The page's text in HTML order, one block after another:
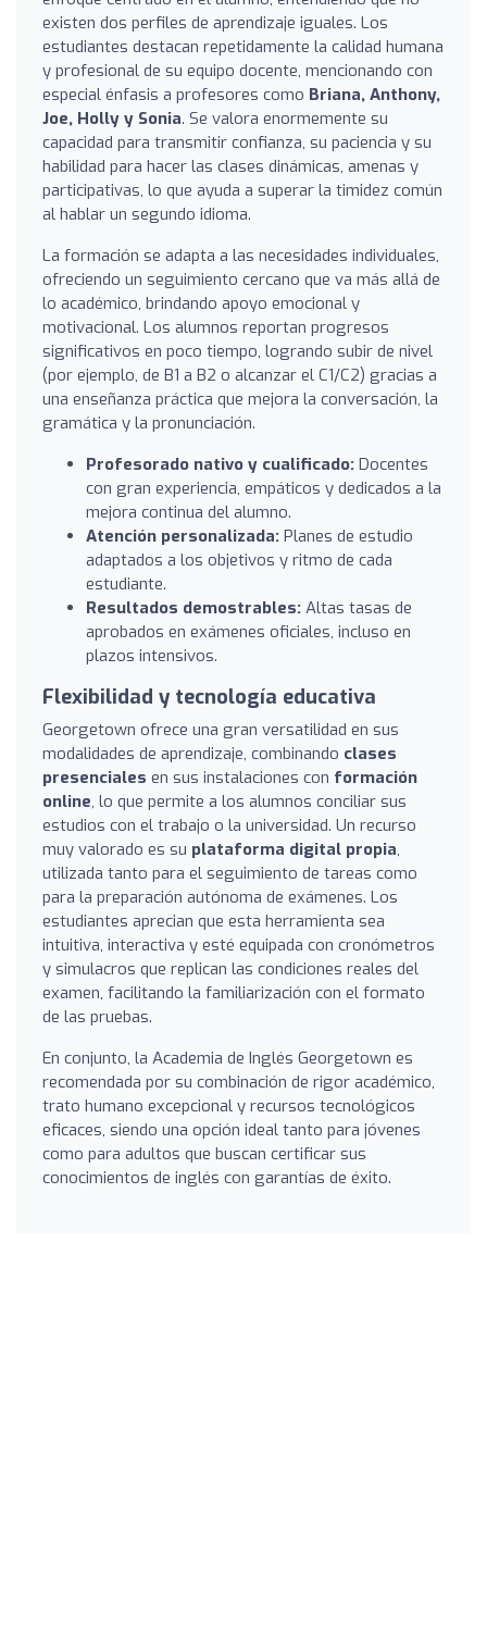
existen dos perfiles de aprendizaje iguales. Los
estudiantes destacan repetidamente la calidad humana
y profesional de su equipo docente, mencionando con
especial énfasis a profesores como Briana, Anthony,
Joe, Holly y Sonia. Se valora enormemente su
capacidad para transmitir confianza, su paciencia y su
habilidad para hacer las clases dinámicas, amenas y
participativas, lo que ayuda a superar la timidez común
al hablar un segundo idioma.
La formación se adapta a las necesidades individuales,
ofreciendo un seguimiento cercano que va más allá de
lo académico, brindando apoyo emocional y
motivacional. Los alumnos reportan progresos
significativos en poco tiempo, logrando subir de nivel
(por ejemplo, de B1 a B2 o alcanzar el C1/C2) gracias a
una enseñanza práctica que mejora la conversación, la
gramática y la pronunciación.
Profesorado nativo y cualificado: Docentes
con gran experiencia, empáticos y dedicados a la
mejora continua del alumno.
Atención personalizada: Planes de estudio
adaptados a los objetivos y ritmo de cada
estudiante.
Resultados demostrables: Altas tasas de
aprobados en exámenes oficiales, incluso en
plazos intensivos.
Flexibilidad y tecnología educativa
Georgetown ofrece una gran versatilidad en sus
modalidades de aprendizaje, combinando clases
presenciales en sus instalaciones con formación
online, lo que permite a los alumnos conciliar sus
estudios con el trabajo o la universidad. Un recurso
muy valorado es su plataforma digital propia,
utilizada tanto para el seguimiento de tareas como
para la preparación autónoma de exámenes. Los
estudiantes aprecian que esta herramienta sea
intuitiva, interactiva y esté equipada con cronómetros
y simulacros que replican las condiciones reales del
examen, facilitando la familiarización con el formato
de las pruebas.
En conjunto, la Academia de Inglés Georgetown es
recomendada por su combinación de rigor académico,
trato humano excepcional y recursos tecnológicos
eficaces, siendo una opción ideal tanto para jóvenes
como para adultos que buscan certificar sus
conocimientos de inglés con garantías de éxito.